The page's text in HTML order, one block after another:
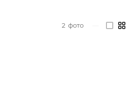
2 фото